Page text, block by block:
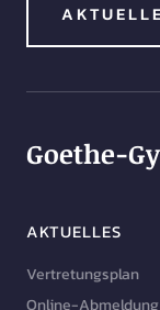
Goethe-
AKTUELLES
Vertretungsplan